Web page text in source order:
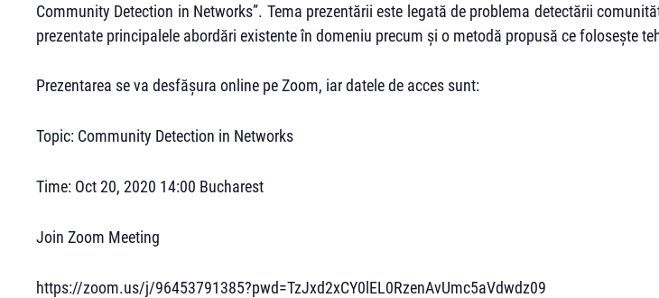
Community Detection in Networks”. Tema prezentării este legată de problema detectării
prezentate principalele abordări existente în domeniu precum și o metodă propusă ce folosește
Prezentarea se va desfășura online pe Zoom, iar datele de acces sunt:
Topic: Community Detection in Networks
Time: Oct 20, 2020 14:00 Bucharest
Join Zoom Meeting
https://zoom.us/j/96453791385?pwd=TzJxd2xCY0lEL0RzenAvUmc5aVdwdz09